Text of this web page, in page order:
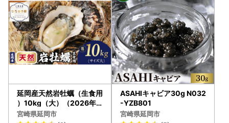
延岡産天然岩牡蠣（生食用
）10kg（大）（2026年4
月15日から発送開始）N0
宮崎県延岡市
ASAHIキャビア30g N032
-YZB801
宮崎県延岡市